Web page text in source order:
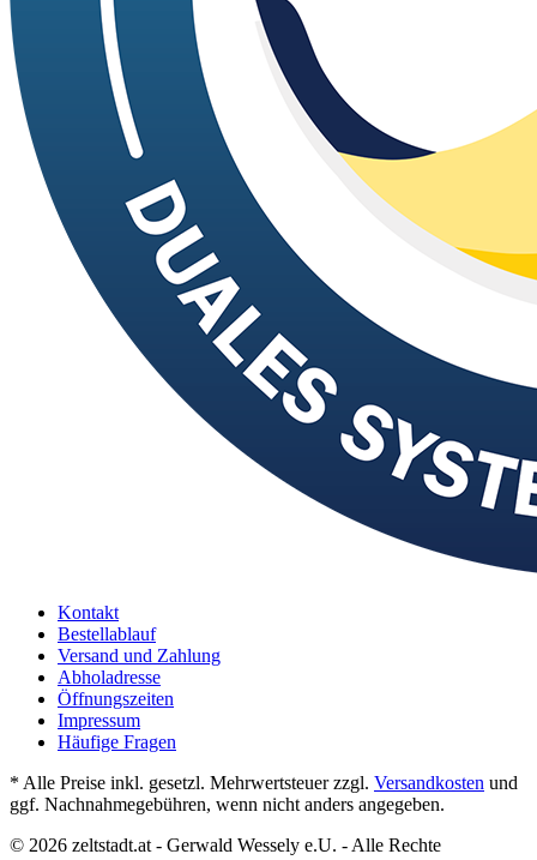
Kontakt
Bestellablauf
Versand und Zahlung
Abholadresse
Öffnungszeiten
Impressum
Häufige Fragen
* Alle Preise inkl. gesetzl. Mehrwertsteuer zzgl. Versandkosten und
ggf. Nachnahmegebühren, wenn nicht anders angegeben.
© 2026 zeltstadt.at - Gerwald Wessely e.U. - Alle Rechte